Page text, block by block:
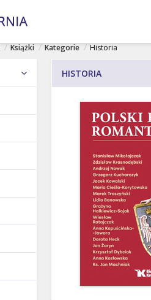
/ Książki / Kategorie / Historia
HISTORIA